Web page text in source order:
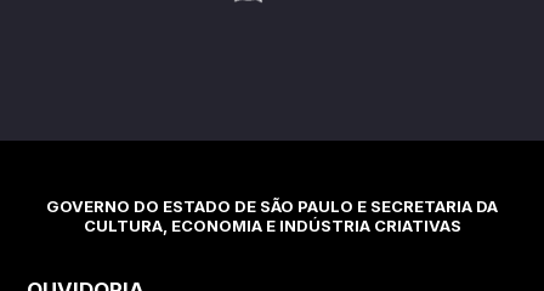
GOVERNO DO ESTADO DE SÃO PAULO E SECRETARIA DA
CULTURA, ECONOMIA E INDÚSTRIA CRIATIVAS